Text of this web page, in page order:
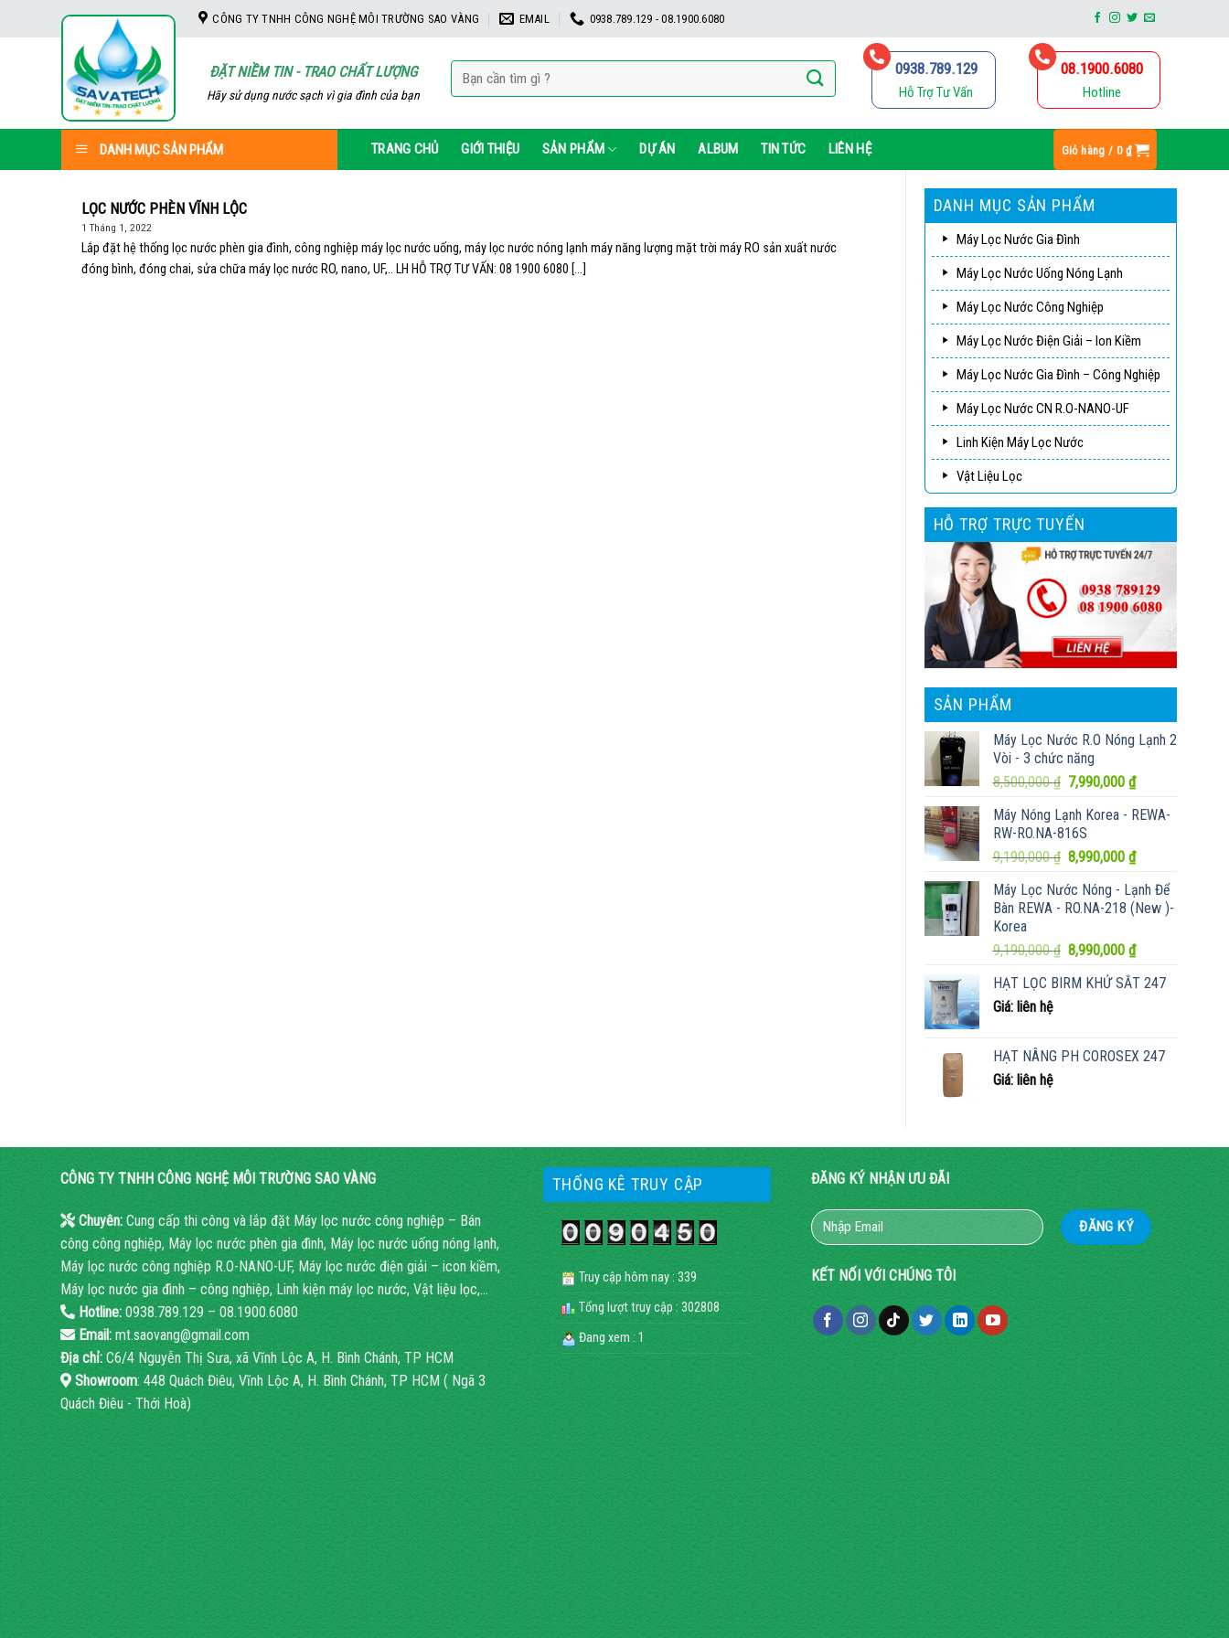
to
CÔNG TY TNHH CÔNG NGHỆ MÔI TRƯỜNG SAO VÀNG EMAIL 0938.789.129 - 08.1900.6080
ĐẶT NIỀM TIN - TRAO CHẤT LƯỢNG
Hãy sử dụng nước sạch vì gia đình của bạn
Tìm
kiếm:
0938.789.129
Hỗ Trợ Tư Vấn
08.1900.6080
Hotline
DANH MỤC SẢN PHẨM TRANG CHỦ GIỚI THIỆU SẢN PHẨM DỰ ÁN ALBUM TIN TỨC LIÊN HỆ Giỏ hàng / 0 ₫
LỌC NƯỚC PHÈN VĨNH LỘC
1 Tháng 1, 2022
Lắp đặt hệ thống lọc nước phèn gia đình, công nghiệp máy lọc nước uống, máy lọc nước nóng lạnh máy năng lượng mặt trời máy RO sản xuất nước
đóng bình, đóng chai, sửa chữa máy lọc nước RO, nano, UF,.. LH HỖ TRỢ TƯ VẤN: 08 1900 6080 [...]
DANH MỤC SẢN PHẨM
Máy Lọc Nước Gia Đình
Máy Lọc Nước Uống Nóng Lạnh
Máy Lọc Nước Công Nghiệp
Máy Lọc Nước Điện Giải – Ion Kiềm
Máy Lọc Nước Gia Đình – Công Nghiệp
Máy Lọc Nước CN R.O-NANO-UF
Linh Kiện Máy Lọc Nước
Vật Liệu Lọc
HỖ TRỢ TRỰC TUYẾN
SẢN PHẨM
Máy Lọc Nước R.O Nóng Lạnh 2
Vòi - 3 chức năng
8,500,000₫ Giá
là:
8,500,000 ₫.
7,990,000₫Giá
tại
7,990,000 ₫.
Máy Nóng Lạnh Korea - REWA-
RW-RO.NA-816S
9,190,000₫ Giá
là:
9,190,000 ₫.
8,990,000₫Giá
tại
là:
Máy Lọc Nước Nóng - Lạnh Để
Bàn REWA - RO.NA-218 (New )-
Korea
9,190,000₫ Giá
là:
8,990,000₫Giá
tại
HẠT LỌC BIRM KHỬ SẮT 247
Giá: liên hệ
HẠT NÂNG PH COROSEX 247
Giá: liên hệ
CÔNG TY TNHH CÔNG NGHỆ MÔI TRƯỜNG SAO VÀNG
Chuyên: Cung cấp thi công và lắp đặt Máy lọc nước công nghiệp – Bán
công công nghiệp, Máy lọc nước phèn gia đình, Máy lọc nước uống nóng lạnh,
Máy lọc nước công nghiệp R.O-NANO-UF, Máy lọc nước điện giải – icon kiềm,
Máy lọc nước gia đình – công nghiệp, Linh kiện máy lọc nước, Vật liệu lọc,…
Hotline:0938.789.129 – 08.1900.6080
Email:mt.saovang@gmail.com
Địa chỉ: C6/4 Nguyễn Thị Sưa, xã Vĩnh Lộc A, H. Bình Chánh, TP HCM
Showroom: 448 Quách Điêu, Vĩnh Lộc A, H. Bình Chánh, TP HCM ( Ngã 3
Quách Điêu - Thới Hoà)
THỐNG KÊ TRUY CẬP
Truy cập hôm nay : 339
Tổng lượt truy cập : 302808
Đang xem : 1
ĐĂNG KÝ NHẬN ƯU ĐÃI
KẾT NỐI VỚI CHÚNG TÔI